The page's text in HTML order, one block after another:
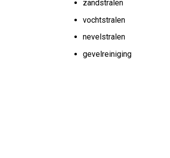
zandstralen
vochtstralen
nevelstralen
gevelreiniging